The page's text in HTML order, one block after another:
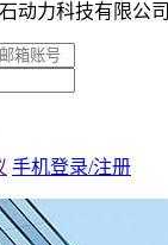
动力科技有限公司
手机登录/注册